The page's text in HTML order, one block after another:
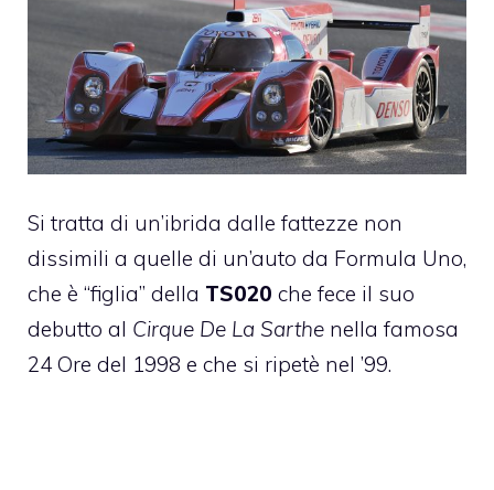
Si tratta di un’ibrida dalle fattezze non
dissimili a quelle di un’auto da Formula Uno,
che è “figlia” della TS020 che fece il suo
debutto al Cirque De La Sarthe nella famosa
24 Ore del 1998 e che si ripetè nel ’99.